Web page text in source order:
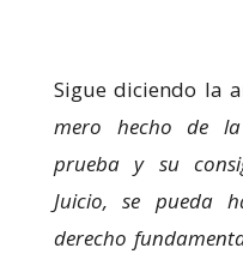
Sigue diciendo la
mero hecho de
prueba y su
Juicio, se pueda
derecho